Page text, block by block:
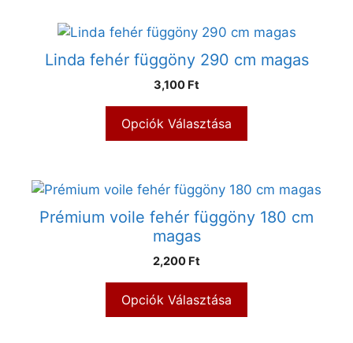
Linda fehér függöny 290 cm magas
3,100 Ft
Opciók Választása
Prémium voile fehér függöny 180 cm
magas
2,200 Ft
Opciók Választása